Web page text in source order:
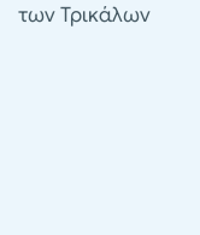
των Τρικάλων